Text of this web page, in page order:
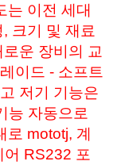
는 이전 세대
크기 및 재료
운 장비의 교
이드 - 소프트
저기 기능은
능 자동으로
로 mototj, 계
어 RS232 포